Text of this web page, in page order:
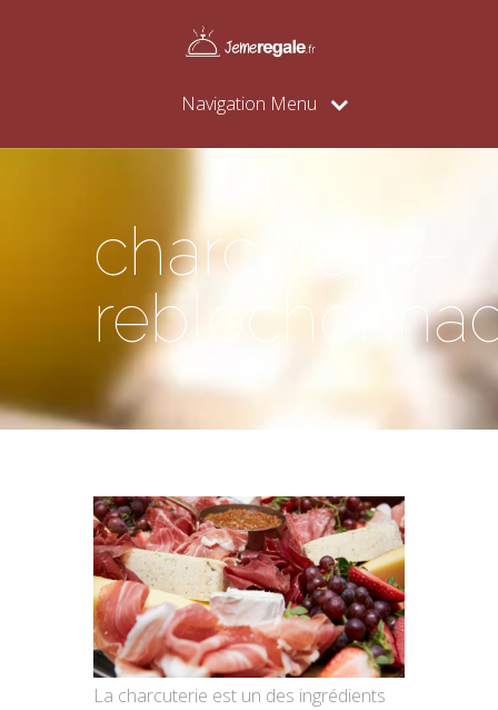
Navigation Menu
charcuterie-
La charcuterie est un des ingrédients